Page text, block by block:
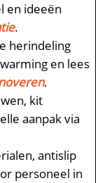
en ideeën
.​
herindeling
en lees
.​
kit
aanpak via
antislip
personeel in